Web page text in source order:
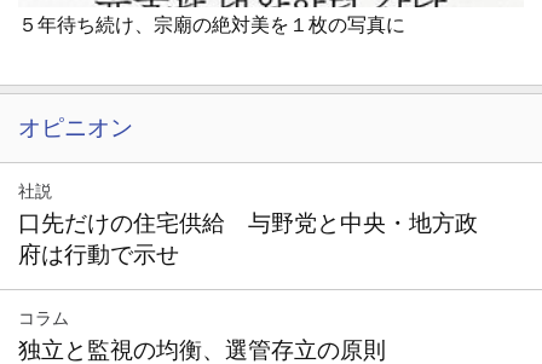
５年待ち続け、宗廟の絶対美を１枚の写真に
オピニオン
社説
口先だけの住宅供給 与野党と中央・地方政
府は行動で示せ
コラム
独立と監視の均衡、選管存立の原則